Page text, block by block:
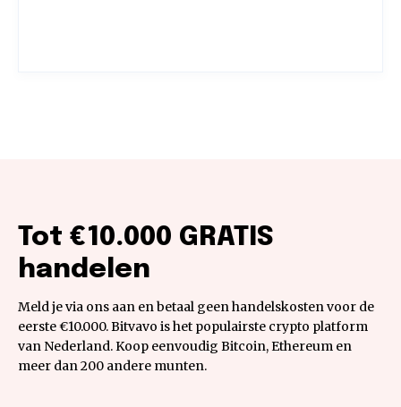
Tot €10.000 GRATIS
handelen
Meld je via ons aan en betaal geen handelskosten voor de
eerste €10.000. Bitvavo is het populairste crypto platform
van Nederland. Koop eenvoudig Bitcoin, Ethereum en
meer dan 200 andere munten.